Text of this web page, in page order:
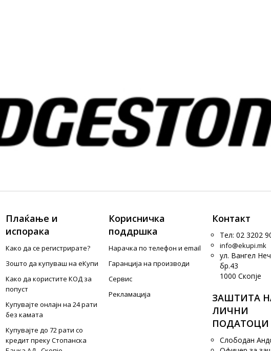
Плаќање и
испорака
Како да се регистрирате?
Зошто да купуваш на еКупи
Како да користите КОД за
попуст
Купувајте онлајн на 24 рати
без камата
Купувајте до 72 рати со
кредит преку Стопанска
Корисничка
поддршка
Нарачка по телефон и еmail
Гаранција на производи
Сервис
Рекламација
Контакт
Тел: 02 3202
info@ekupi.mk
ул. Вангел
бр.43
1000 Скопје
ЗАШТИТА
ЛИЧНИ
ПОДАТОЦИ
Слободан